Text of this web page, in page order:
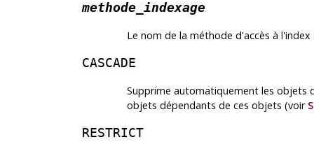
methode_indexage
Le nom de la méthode d'accès à
CASCADE
Supprime automatiquement les objets
objets dépendants de ces objets (voir
RESTRICT